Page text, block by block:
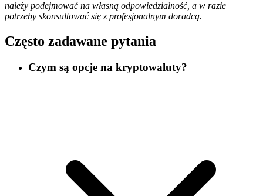
należy podejmować na własną odpowiedzialność, a w razie
potrzeby skonsultować się z profesjonalnym doradcą.
Często zadawane pytania
Czym są opcje na kryptowaluty?